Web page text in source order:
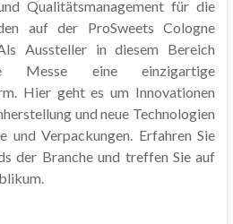
Qualitätsmanagement für die
auf der ProSweets Cologne
Aussteller in diesem Bereich
Messe eine einzigartige
Hier geht es um Innovationen
und neue Technologien
und Verpackungen. Erfahren Sie
der Branche und treffen Sie auf